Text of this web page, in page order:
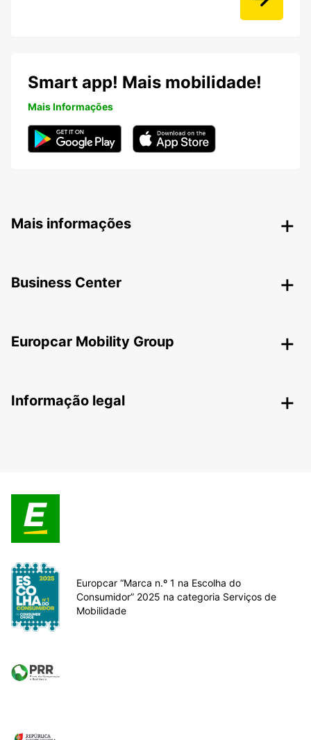
Smart app! Mais mobilidade!
Mais Informações
Mais informações
Business Center
Europcar Mobility Group
Informação legal
Europcar “Marca n.º 1 na Escolha do
Consumidor” 2025 na categoria Serviços de
Mobilidade